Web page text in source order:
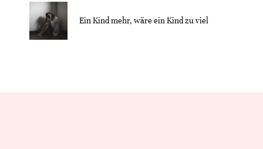
Ein Kind mehr, wäre ein Kind zu viel